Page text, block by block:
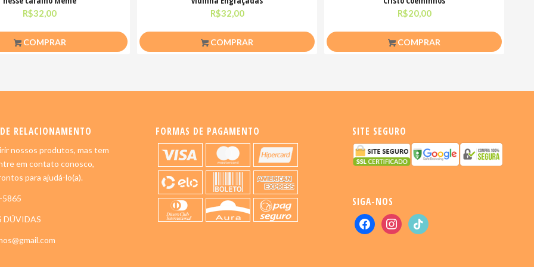
R$32,00
COMPRAR
R$32,00
COMPRAR
R$20,00
COMPRAR
RELACIONAMENTO
nossos produtos, mas tem
em contato conosco,
para ajudá-lo(a).
5865
DÚVIDAS
FORMAS DE PAGAMENTO SITE SEGURO
SIGA-NOS